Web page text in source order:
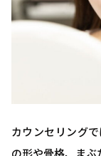
カウンセリング
の形や骨格、まぶ